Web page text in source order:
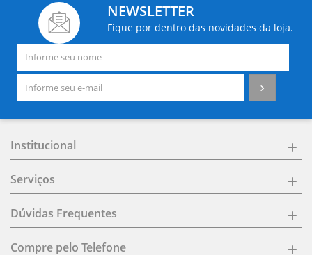
NEWSLETTER
Fique por dentro das novidades da loja.
Institucional
Serviços
Dúvidas Frequentes
Compre pelo Telefone